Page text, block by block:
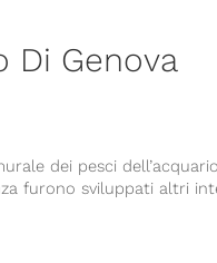
Di Genova
dei pesci
furono sviluppati altri